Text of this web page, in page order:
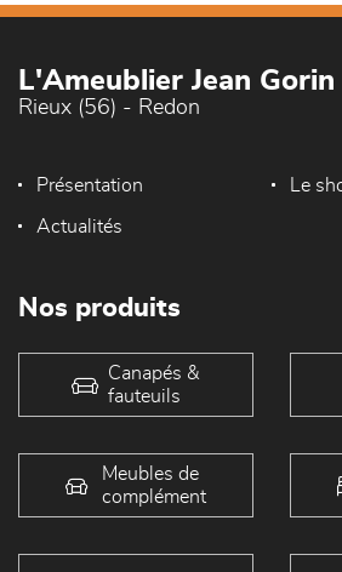
L'Ameublier Jean Gorin
Rieux (56) - Redon
Présentation Le
Actualités
Nos produits
Canapés &
fauteuils
Meubles de
complément